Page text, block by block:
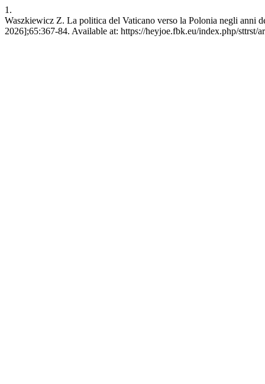
1.
Waszkiewicz Z. La politica del Vaticano verso la Polonia negli anni
2026];65:367-84. Available at: https://heyjoe.fbk.eu/index.php/sttrst/